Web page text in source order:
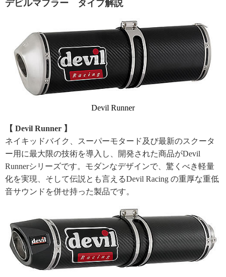
デビルマフラー タイプ解説
Devil Runner
【 Devil Runner 】
ネイキッドバイク、スーパーモタード及び最新のスクータ
ー用に最大限の技術を導入し、開発された商品がDevil
Runnerシリーズです。モダンなデザインで、驚くべき軽量
化を実現、そして伝説とも言えるDevil Racing の重厚な重低
音サウンドを併せ持った製品です。